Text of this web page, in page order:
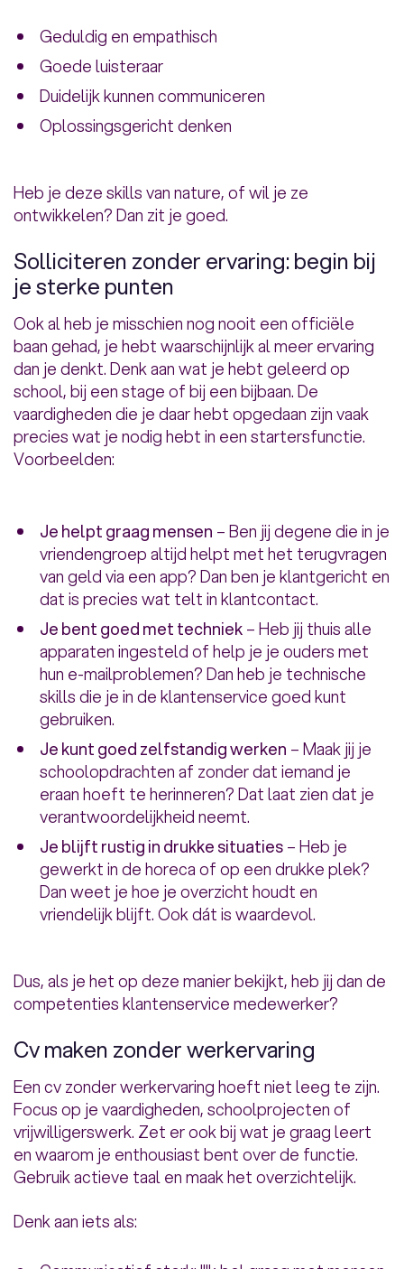
Geduldig en empathisch
Goede luisteraar
Duidelijk kunnen communiceren
Oplossingsgericht denken
Heb je deze skills van nature, of wil je ze
ontwikkelen? Dan zit je goed.
Solliciteren zonder ervaring: begin bij
je sterke punten
Ook al heb je misschien nog nooit een officiële
baan gehad, je hebt waarschijnlijk al meer ervaring
dan je denkt. Denk aan wat je hebt geleerd op
school, bij een stage of bij een bijbaan. De
vaardigheden die je daar hebt opgedaan zijn vaak
precies wat je nodig hebt in een startersfunctie.
Voorbeelden:
Je helpt graag mensen – Ben jij degene die in je
vriendengroep altijd helpt met het terugvragen
van geld via een app? Dan ben je klantgericht en
dat is precies wat telt in klantcontact.
Je bent goed met techniek– Heb jij thuis alle
apparaten ingesteld of help je je ouders met
hun e-mailproblemen? Dan heb je technische
skills die je in de klantenservice goed kunt
gebruiken.
Je kunt goed zelfstandig werken – Maak jij je
schoolopdrachten af zonder dat iemand je
eraan hoeft te herinneren? Dat laat zien dat je
verantwoordelijkheid neemt.
Je blijft rustig in drukke situaties– Heb je
gewerkt in de horeca of op een drukke plek?
Dan weet je hoe je overzicht houdt en
vriendelijk blijft. Ook dát is waardevol.
Dus, als je het op deze manier bekijkt, heb jij dan de
competenties klantenservice medewerker?
Cv maken zonder werkervaring
Een cv zonder werkervaring hoeft niet leeg te zijn.
Focus op je vaardigheden, schoolprojecten of
vrijwilligerswerk. Zet er ook bij wat je graag leert
en waarom je enthousiast bent over de functie.
Gebruik actieve taal en maak het overzichtelijk.
Denk aan iets als: